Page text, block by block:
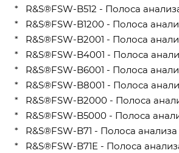
* R&S®FSW-B512 - Полоса
* R&S®FSW-B1200 - Полоса
* R&S®FSW-B2001 - Полоса
* R&S®FSW-B4001 - Полоса
* R&S®FSW-B6001 - Полоса
* R&S®FSW-B8001 - Полоса
* R&S®FSW-B2000 - Полоса
* R&S®FSW-B5000 - Полоса
* R&S®FSW-B71 - Полоса
* R&S®FSW-B71E - Полоса